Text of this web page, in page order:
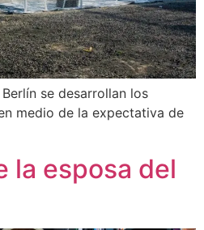
se desarrollan los
medio de la expectativa de
la esposa del